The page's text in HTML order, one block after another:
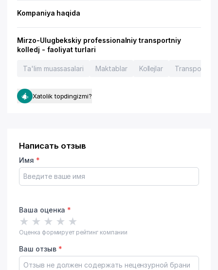
Kompaniya haqida
Mirzo-Ulugbekskiy professionalniy transportniy
kolledj - faoliyat turlari
Ta'lim muassasalari Maktablar Kollejlar Transport
Xatolik topdingizmi?
Написать отзыв
Имя *
Ваша оценка *
★ ★ ★ ★ ★
Оценка формирует рейтинг компании
Ваш отзыв *